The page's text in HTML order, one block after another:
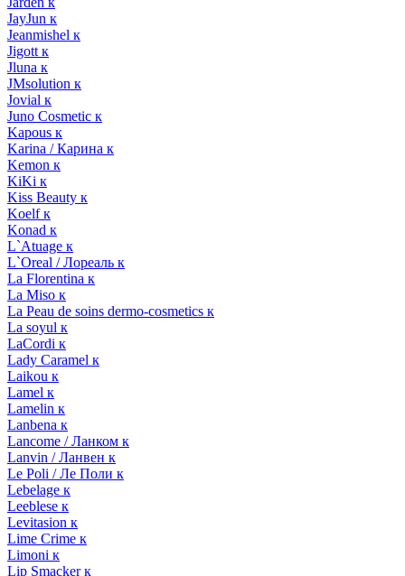
JayJun к
Jeanmishel к
Jigott к
Jluna к
JMsolution к
Jovial к
Juno Cosmetic к
Kapous к
Karina / Карина к
Kemon к
KiKi к
Kiss Beauty к
Koelf к
Konad к
L`Atuage к
L`Oreal / Лореаль к
La Florentina к
La Miso к
La Peau de soins dermo-cosmetics к
La soyul к
LaCordi к
Lady Caramel к
Laikou к
Lamel к
Lamelin к
Lanbena к
Lancome / Ланком к
Lanvin / Ланвен к
Le Poli / Ле Поли к
Lebelage к
Leeblese к
Levitasion к
Lime Crime к
Limoni к
Lip Smacker к